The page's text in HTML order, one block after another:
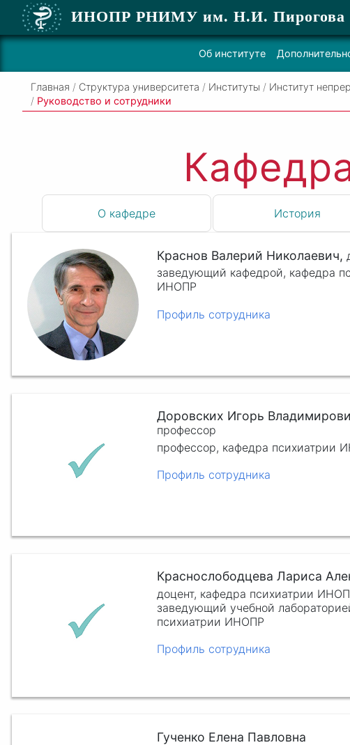
ИНОПР РНИМУ им. Н.И. Пирогова
Об институте
Главная / Структура университета / Институты / Институт
/ Руководство и сотрудники
О кафедре История
Краснов Валерий Николаевич,
заведующий кафедрой, кафедра
ИНОПР
Профиль сотрудника
Доровских Игорь
профессор
профессор, кафедра психиатрии
Профиль сотрудника
Краснослободцева Лариса
доцент, кафедра психиатрии
заведующий учебной
психиатрии ИНОПР
Профиль сотрудника
Гученко Елена Павловна